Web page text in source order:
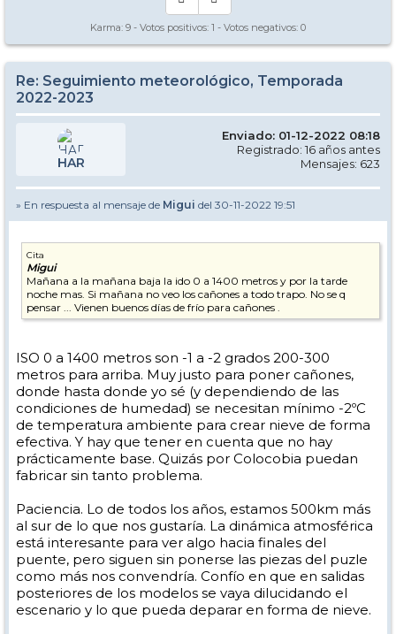
Karma: 9 - Votos positivos: 1 - Votos negativos: 0
Re: Seguimiento meteorológico, Temporada
2022-2023
HAR
Enviado: 01-12-2022 08:18
Registrado: 16 años antes
Mensajes: 623
» En respuesta al mensaje de Migui del 30-11-2022 19:51
Cita
Migui
Mañana a la mañana baja la ido 0 a 1400 metros y por la tarde
noche mas. Si mañana no veo los cañones a todo trapo. No se q
pensar ... Vienen buenos días de frío para cañones .
ISO 0 a 1400 metros son -1 a -2 grados 200-300
metros para arriba. Muy justo para poner cañones,
donde hasta donde yo sé (y dependiendo de las
condiciones de humedad) se necesitan mínimo -2ºC
de temperatura ambiente para crear nieve de forma
efectiva. Y hay que tener en cuenta que no hay
prácticamente base. Quizás por Colocobia puedan
fabricar sin tanto problema.
Paciencia. Lo de todos los años, estamos 500km más
al sur de lo que nos gustaría. La dinámica atmosférica
está interesante para ver algo hacia finales del
puente, pero siguen sin ponerse las piezas del puzle
como más nos convendría. Confío en que en salidas
posteriores de los modelos se vaya dilucidando el
escenario y lo que pueda deparar en forma de nieve.